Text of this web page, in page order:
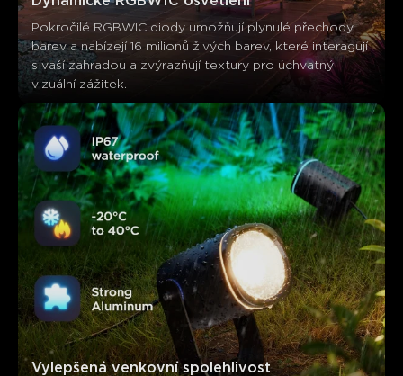
Pokročilé RGBWIC diody umožňují plynulé přechody
barev a nabízejí 16 milionů živých barev, které interagují
s vaší zahradou a zvýrazňují textury pro úchvatný
vizuální zážitek.
Vylepšená venkovní spolehlivost
Zákazníci zmiňují Negativní
Shrnutí：
Generováno AI z textu zákaznických recenzí